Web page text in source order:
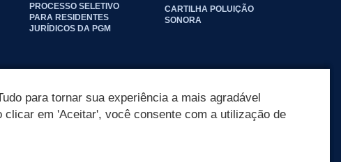
PROCESSO SELETIVO
PARA RESIDENTES
JURÍDICOS DA PGM
CARTILHA POLUIÇÃO
SONORA
para tornar sua experiência a mais agradável
em 'Aceitar', você consente com a utilização de